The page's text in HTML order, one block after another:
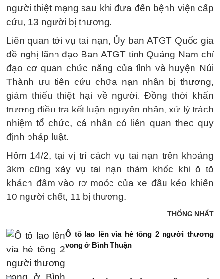
người thiệt mạng sau khi đưa đến bệnh viện cấp
cứu, 13 người bị thương.
Liên quan tới vụ tai nạn, Ủy ban ATGT Quốc gia
đề nghị lãnh đạo Ban ATGT tỉnh Quảng Nam chỉ
đạo cơ quan chức năng của tỉnh và huyện Núi
Thành ưu tiên cứu chữa nạn nhân bị thương,
giảm thiểu thiệt hại về người. Đồng thời khẩn
trương điều tra kết luận nguyên nhân, xử lý trách
nhiệm tổ chức, cá nhân có liên quan theo quy
định pháp luật.
Hôm 14/2, tại vị trí cách vụ tai nạn trên khoảng
3km cũng xảy vụ tai nạn thảm khốc khi ô tô
khách đâm vào rơ moóc của xe đầu kéo khiến
10 người chết, 11 bị thương.
THỐNG NHẤT
Ô tô lao lên vỉa hè tông 2 người thương
vong ở Bình Thuận